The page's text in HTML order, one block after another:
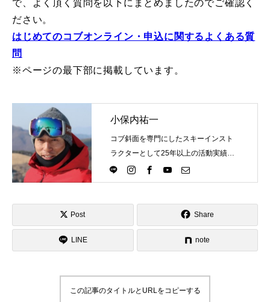
白馬五竜FA
レッスンテーマから選ぶ
中級1
中級2
PV
インストラクター募集
で、よく頂く質問を以下にまとめましたのでご確認く
ださい。
はじめてのコブオンライン・申込に関するよくある質
問
※ページの最下部に掲載しています。
小保内祐一
コブ斜面を専門にしたスキーインスト
ラクターとして25年以上の活動実績。
Directlineスキースクール代表として、
スキーインストラクターが職業選択の
Post Share
LINE note
この記事のタイトルとURLをコピーする